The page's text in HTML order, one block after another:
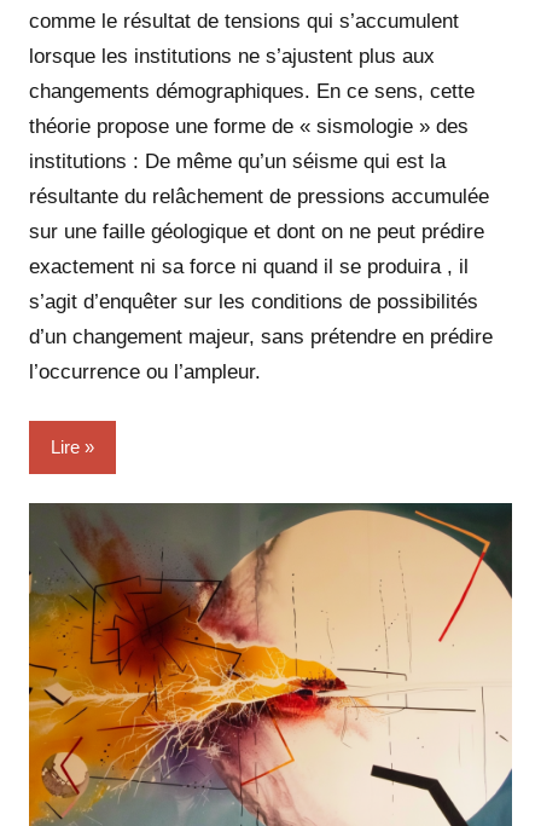
comme le résultat de tensions qui s’accumulent
lorsque les institutions ne s’ajustent plus aux
changements démographiques. En ce sens, cette
théorie propose une forme de « sismologie » des
institutions : De même qu’un séisme qui est la
résultante du relâchement de pressions accumulée
sur une faille géologique et dont on ne peut prédire
exactement ni sa force ni quand il se produira , il
s’agit d’enquêter sur les conditions de possibilités
d’un changement majeur, sans prétendre en prédire
l’occurrence ou l’ampleur.
Lire